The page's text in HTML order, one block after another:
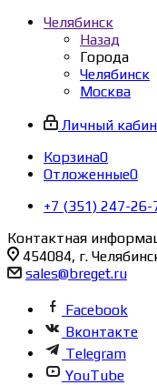
Челябинск
Назад
Города
Челябинск
Москва
Личный
Корзина0
Отложенные0
+7 (351) 247-26-
Контактная
454084, г.
sales@breget.ru
Facebook
Вконтакте
Telegram
YouTube